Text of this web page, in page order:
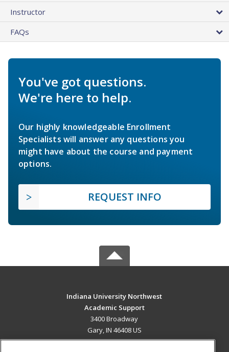
Instructor
FAQs
You've got questions.
We're here to help.
Our highly knowledgeable Enrollment
Specialists will answer any questions you
might have about the course and payment
options.
REQUEST INFO
Indiana University Northwest
Academic Support
3400 Broadway
Gary, IN 46408 US